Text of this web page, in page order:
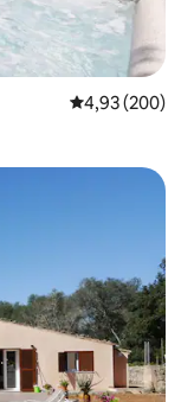
Xếp hạng
4,93 (200)